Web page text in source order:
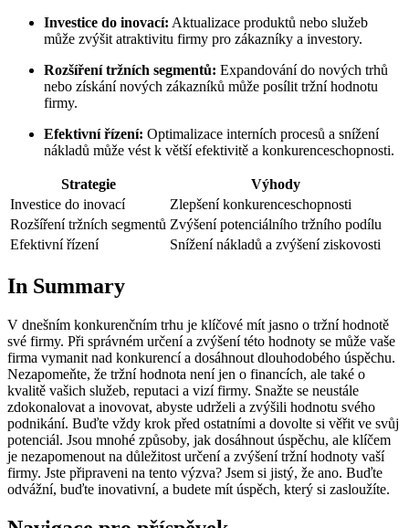
Investice do inovací: Aktualizace produktů nebo služeb
může zvýšit atraktivitu firmy pro zákazníky a investory.
Rozšíření tržních segmentů: Expandování do nových trhů
nebo získání nových zákazníků může posílit tržní hodnotu
firmy.
Efektivní řízení: Optimalizace interních procesů a snížení
nákladů může vést k větší efektivitě a konkurenceschopnosti.
Strategie
Výhody
Investice do inovací
Zlepšení konkurenceschopnosti
Rozšíření tržních segmentů Zvýšení potenciálního tržního podílu
Efektivní řízení
Snížení nákladů a zvýšení ziskovosti
In Summary
V dnešním konkurenčním trhu je klíčové mít jasno o tržní hodnotě
své firmy. Při správném určení a zvýšení této hodnoty se může vaše
firma vymanit nad konkurencí a dosáhnout dlouhodobého úspěchu.
Nezapomeňte, že tržní hodnota není jen o financích, ale také o
kvalitě vašich služeb, reputaci a vizí firmy. Snažte se neustále
zdokonalovat a inovovat, abyste udrželi a zvýšili hodnotu svého
podnikání. Buďte vždy krok před ostatními a dovolte si věřit ve svůj
potenciál. Jsou mnohé způsoby, jak dosáhnout úspěchu, ale klíčem
je nezapomenout na důležitost určení a zvýšení tržní hodnoty vaší
firmy. Jste připraveni na tento výzva? Jsem si jistý, že ano. Buďte
odvážní, buďte inovativní, a budete mít úspěch, který si zasloužíte.